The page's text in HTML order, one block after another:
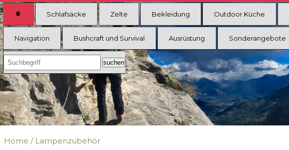
Schlafsäcke Zelte Bekleidung Outdoor Küche
Navigation Bushcraft und Survival Ausrüstung Sonderangebote
Home / Lampenzubehör